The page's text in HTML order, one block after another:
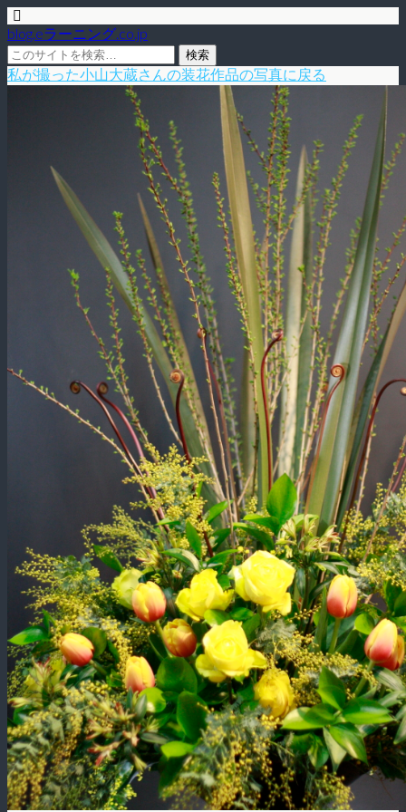
blog.eラーニング.co.jp
私が撮った小山大蔵さんの装花作品の写真に戻る